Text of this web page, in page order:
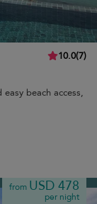
10.0(7)
beach access,
from USD 478
per night